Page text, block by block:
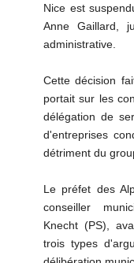
Nice est
Anne Gaillard,
administrative.
Cette décision
portait sur les
délégation de
d'entreprises
détriment du
Le préfet des
conseiller
Knecht (PS),
trois types